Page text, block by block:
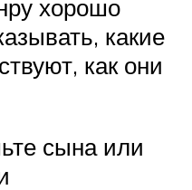
хорошо
какие
как они
сына или